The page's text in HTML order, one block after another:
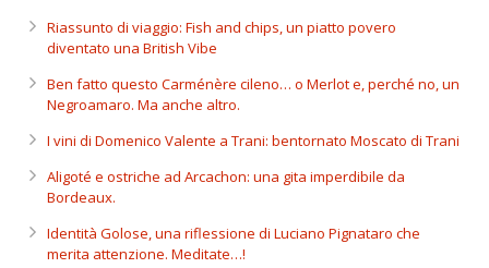
Riassunto di viaggio: Fish and chips, un piatto povero
diventato una British Vibe
Ben fatto questo Carménère cileno… o Merlot e, perché no, un
Negroamaro. Ma anche altro.
I vini di Domenico Valente a Trani: bentornato Moscato di Trani
Aligoté e ostriche ad Arcachon: una gita imperdibile da
Bordeaux.
Identità Golose, una riflessione di Luciano Pignataro che
merita attenzione. Meditate…!